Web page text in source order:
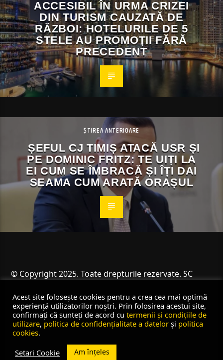
ACCESIBIL ÎN URMA CRIZEI
DIN TURISM CAUZATĂ DE
RĂZBOI: HOTELURILE DE 5
STELE AU PROMOȚII FĂRĂ
PRECEDENT
ȘTIREA ANTERIOARE
ȘEFUL CJ TIMIȘ ATACĂ USR ȘI
PE DOMINIC FRITZ: TE UIȚI LA
EI CUM SE ÎMBRACĂ ȘI ÎȚI DAI
SEAMA CUM ARATĂ ORAȘUL
© Copyright 2025. Toate drepturile rezervate. SC
Acest site folosește cookies pentru a crea cea mai optimă
experiență utilizatorilor noștri. Prin folosirea acestui site,
confirmați că sunteți de acord cu termenii și condițiile de
utilizare, politica de confidențialitate a datelor și politica
cookies.
Setari Cookie
Am înțeles